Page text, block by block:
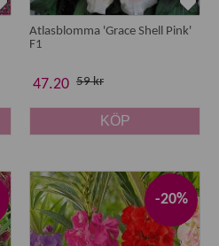
Atlasblomma 'Grace Shell Pink'
F1
47.20 59 kr
KÖP
-20%